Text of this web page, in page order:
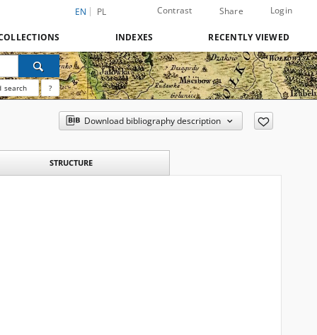
EN PL Contrast Share Login
INDEXES RECENTLY VIEWED
search ?
Download bibliography description
STRUCTURE